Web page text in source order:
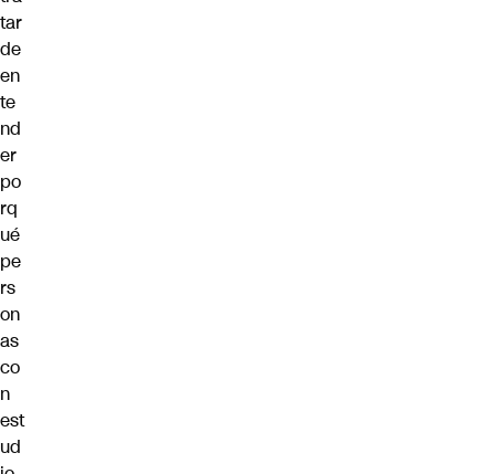
tar
de
en
te
nd
er
po
rq
ué
pe
rs
on
as
co
n
est
ud